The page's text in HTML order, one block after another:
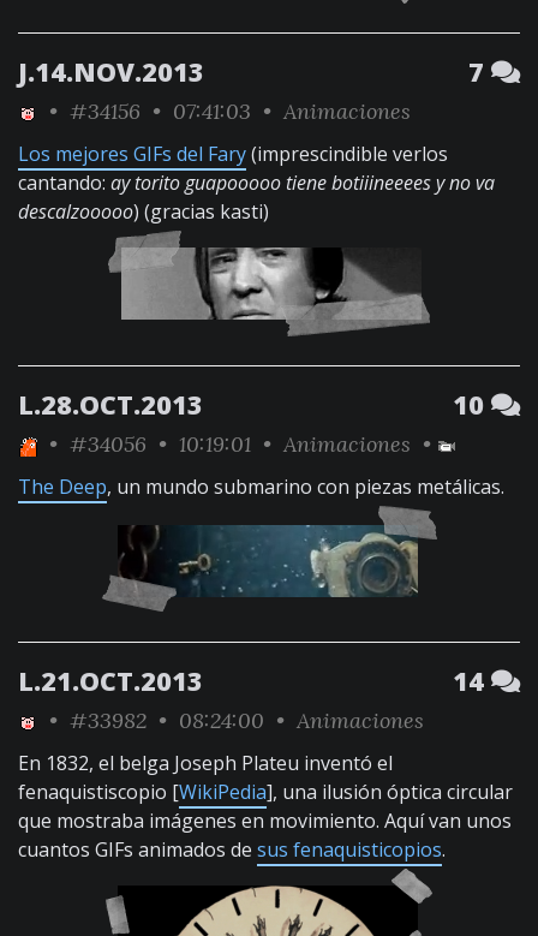
J.14.NOV.2013 7
• #34156 • 07:41:03 • Animaciones
Los mejores GIFs del Fary(imprescindible verlos
cantando: ay torito guapooooo tiene botiiineeees y no va
descalzooooo) (gracias kasti)
L.28.OCT.2013 10
• #34056 • 10:19:01 • Animaciones •
The Deep, un mundo submarino con piezas metálicas.
L.21.OCT.2013 14
• #33982 • 08:24:00 • Animaciones
En 1832, el belga Joseph Plateu inventó el
fenaquistiscopio [WikiPedia], una ilusión óptica circular
que mostraba imágenes en movimiento. Aquí van unos
cuantos GIFs animados de sus fenaquisticopios.